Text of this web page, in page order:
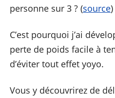
personne sur 3 ? (source)
C’est pourquoi j’ai
perte de poids facile à
d’éviter tout effet yoyo.
Vous y découvrirez de